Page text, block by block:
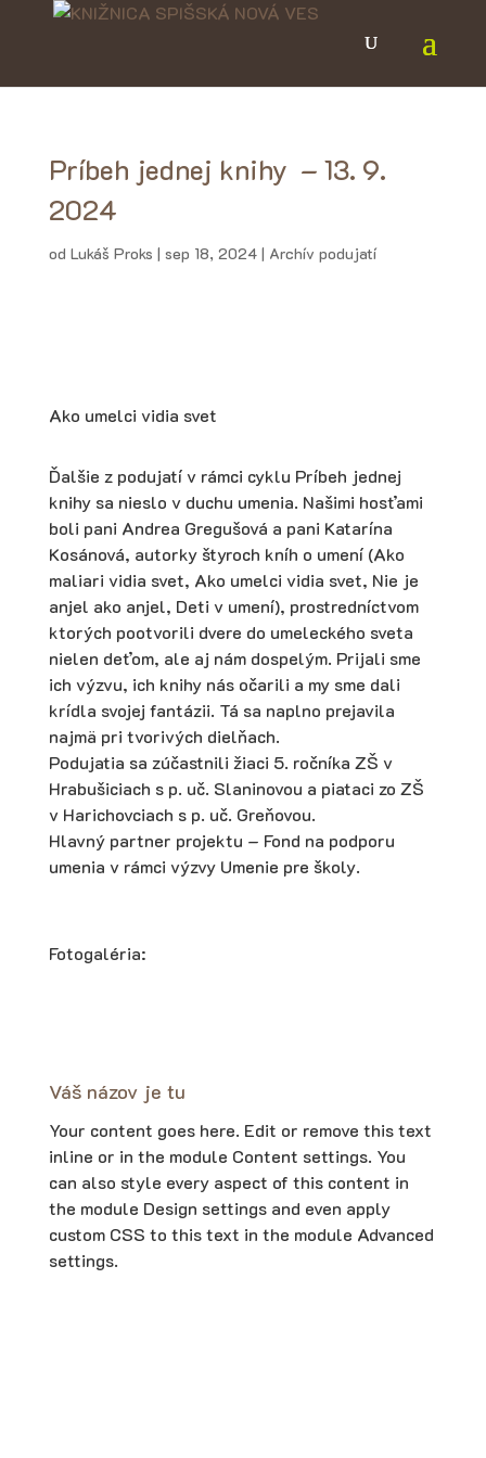
Príbeh jednej knihy – 13. 9.
2024
od Lukáš Proks | sep 18, 2024| Archív podujatí
Ako umelci vidia svet
Ďalšie z podujatí v rámci cyklu Príbeh jednej
knihy sa nieslo v duchu umenia. Našimi hosťami
boli pani Andrea Gregušová a pani Katarína
Kosánová, autorky štyroch kníh o umení (Ako
maliari vidia svet, Ako umelci vidia svet, Nie je
anjel ako anjel, Deti v umení), prostredníctvom
ktorých pootvorili dvere do umeleckého sveta
nielen deťom, ale aj nám dospelým. Prijali sme
ich výzvu, ich knihy nás očarili a my sme dali
krídla svojej fantázii. Tá sa naplno prejavila
najmä pri tvorivých dielňach.
Podujatia sa zúčastnili žiaci 5. ročníka ZŠ v
Hrabušiciach s p. uč. Slaninovou a piataci zo ZŠ
v Harichovciach s p. uč. Greňovou.
Hlavný partner projektu – Fond na podporu
umenia v rámci výzvy Umenie pre školy.
Fotogaléria:
Váš názov je tu
Your content goes here. Edit or remove this text
inline or in the module Content settings. You
can also style every aspect of this content in
the module Design settings and even apply
custom CSS to this text in the module Advanced
settings.